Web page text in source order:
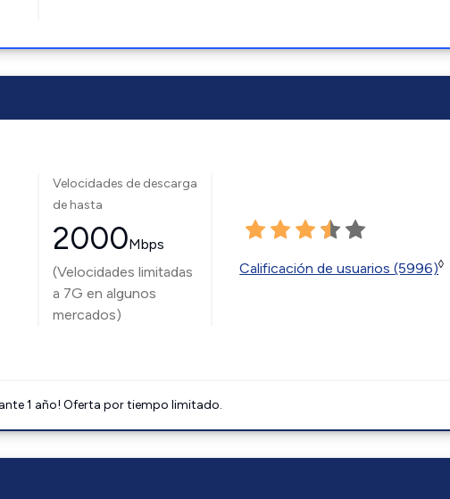
Velocidades de descarga
de hasta
2000Mbps
(Velocidades limitadas
a 7G en algunos
mercados)
Calificación de usuarios (5996)◊
1 año! Oferta por tiempo limitado.